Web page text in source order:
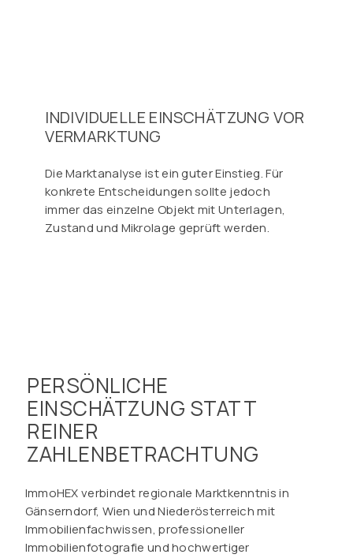
INDIVIDUELLE EINSCHÄTZUNG VOR
VERMARKTUNG
Die Marktanalyse ist ein guter Einstieg. Für
konkrete Entscheidungen sollte jedoch
immer das einzelne Objekt mit Unterlagen,
Zustand und Mikrolage geprüft werden.
PERSÖNLICHE
EINSCHÄTZUNG STATT
REINER
ZAHLENBETRACHTUNG
ImmoHEX verbindet regionale Marktkenntnis in
Gänserndorf, Wien und Niederösterreich mit
Immobilienfachwissen, professioneller
Immobilienfotografie und hochwertiger